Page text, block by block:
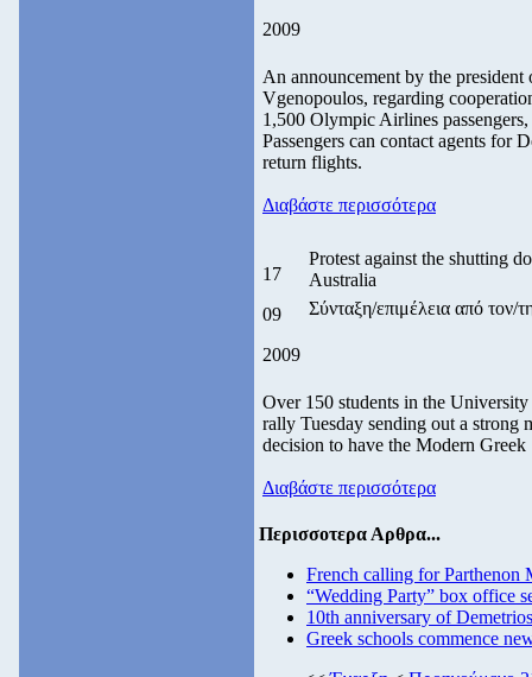
2009
An announcement by the
Vgenopoulos, regarding
1,500 Olympic Airlines
Passengers can contact agents for
return flights.
Διαβάστε περισσότερα
17
09
2009
Protest against the shutting
Australia
Σύνταξη/επιμέλεια από
Over 150 students in the
rally Tuesday sending out a strong
decision to have the Modern
Διαβάστε περισσότερα
Περισσοτερα Αρθρα...
French calling for Parthenon
“Wedding Party” box office
10th anniversary of
Greek schools commence